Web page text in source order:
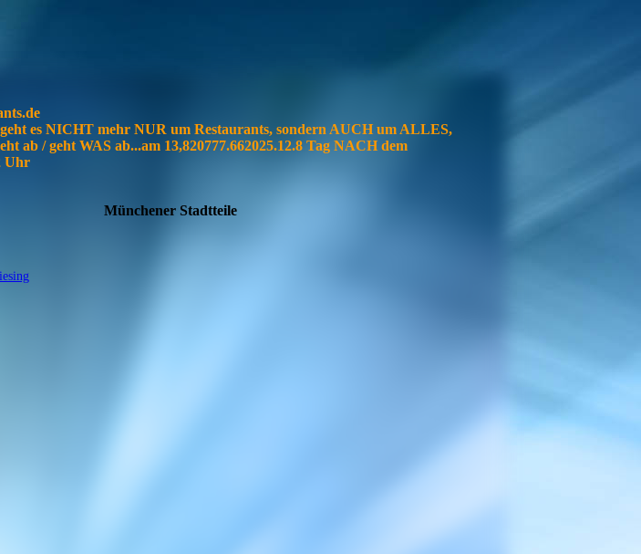
es NICHT mehr NUR um Restaurants, sondern AUCH um ALLES,
ab / geht WAS ab...am 13,820777.662025.12.8 Tag NACH dem
Uhr
Münchener Stadtteile